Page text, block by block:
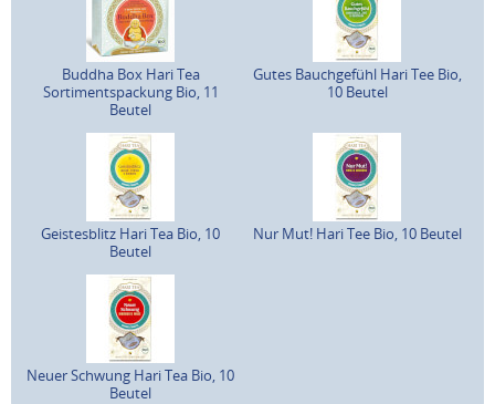
Buddha Box Hari Tea
Sortimentspackung Bio, 11
Beutel
Gutes Bauchgefühl Hari Tee Bio,
10 Beutel
Geistesblitz Hari Tea Bio, 10
Beutel
Nur Mut! Hari Tee Bio, 10 Beutel
Neuer Schwung Hari Tea Bio, 10
Beutel